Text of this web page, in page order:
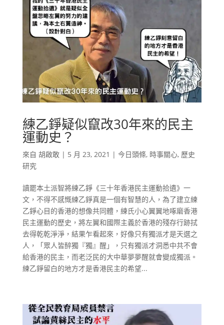
練乙錚疑似竄改30年來的民主
運動史？
來自 胡啟敢| 5 月 23, 2021 | 今日頭條, 時事關心, 歷史
研究
讀罷本土派智將練乙錚《三十年香港民主運動拾遺》一
文，不得不感慨練乙錚真是一個有智慧的人，為了建立練
乙錚心目的香港的想像共同體，練氏小心翼翼地啄磨香港
民主運動的歷史，將左翼和國際主義於香港的殘存行跡拭
去得乾乾淨淨，結果乍看起來，好像只有獨派才是天選之
人，「眾人皆醉獨『獨』醒」，只有獨派才洞悉中共不會
給香港的民主，而老泛民的大中華夢夢醒就會變成獨派。
練乙錚留白的地方才是香港民主的希望...